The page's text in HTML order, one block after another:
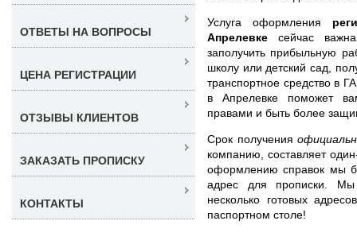
Услуга оформления
Апрелевкесейчас
заполучить прибыльную
школу или детский сад,
транспортное средство в
в Апрелевке поможет
правами и быть более
Срок получения
компанию, составляет
оформлению справок мы
адрес для прописки. Мы
несколько готовых
паспортном столе!
ОТВЕТЫ НА ВОПРОСЫ
ЦЕНА РЕГИСТРАЦИИ
ОТЗЫВЫ КЛИЕНТОВ
ЗАКАЗАТЬ ПРОПИСКУ
КОНТАКТЫ